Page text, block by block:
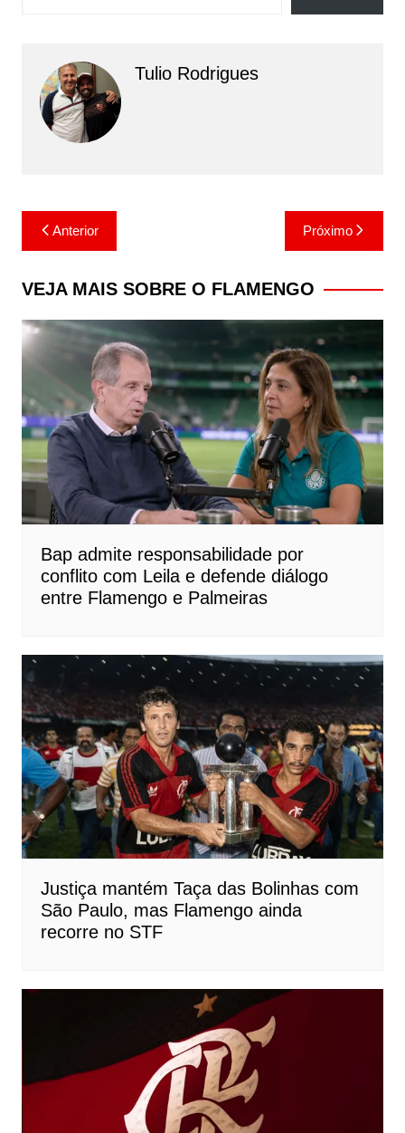
Tulio Rodrigues
Navegação
de
Post
Anterior Próximo
VEJA MAIS SOBRE O FLAMENGO
Bap admite responsabilidade por
conflito com Leila e defende diálogo
entre Flamengo e Palmeiras
Justiça mantém Taça das Bolinhas com
São Paulo, mas Flamengo ainda
recorre no STF